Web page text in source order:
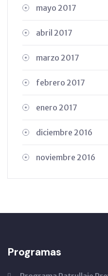
mayo 2017
abril 2017
marzo 2017
febrero 2017
enero 2017
diciembre 2016
noviembre 2016
Programas